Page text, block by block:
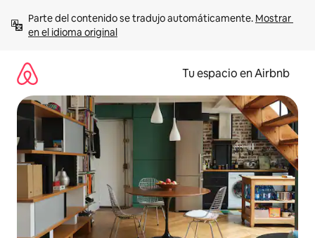
contenido
Parte del contenido se tradujo automáticamente. Mostrar
en el idioma original
Tu espacio en Airbnb